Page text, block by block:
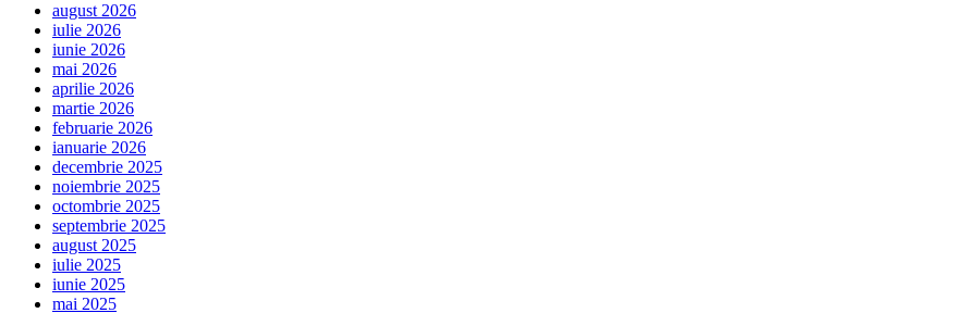
august 2026
iulie 2026
iunie 2026
mai 2026
aprilie 2026
martie 2026
februarie 2026
ianuarie 2026
decembrie 2025
noiembrie 2025
octombrie 2025
septembrie 2025
august 2025
iulie 2025
iunie 2025
mai 2025